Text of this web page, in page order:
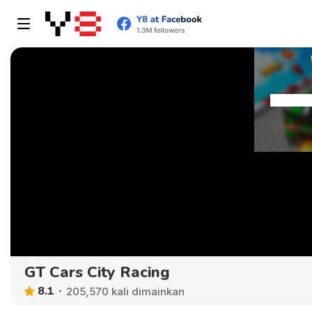
GT Cars City Racing
8.1 205,570 kali dimainkan